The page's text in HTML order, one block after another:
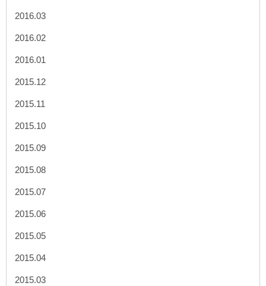
2016.03
2016.02
2016.01
2015.12
2015.11
2015.10
2015.09
2015.08
2015.07
2015.06
2015.05
2015.04
2015.03